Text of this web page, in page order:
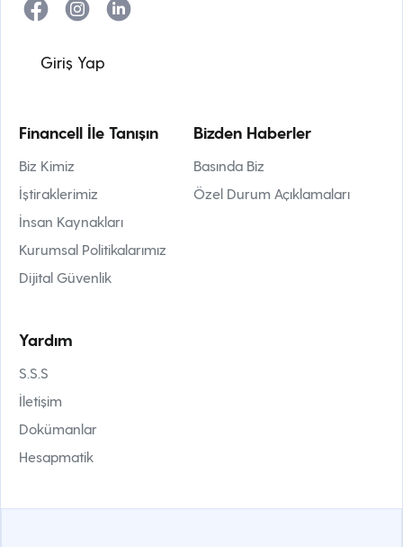
Giriş Yap
Financell İle Tanışın
Biz Kimiz
İştiraklerimiz
İnsan Kaynakları
Kurumsal Politikalarımız
Dijital Güvenlik
Bizden Haberler
Basında Biz
Özel Durum Açıklamaları
Yardım
S.S.S
İletişim
Dokümanlar
Hesapmatik